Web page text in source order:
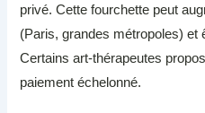
privé. Cette fourchette peut
(Paris, grandes métropoles) et
Certains art-thérapeutes
paiement échelonné.